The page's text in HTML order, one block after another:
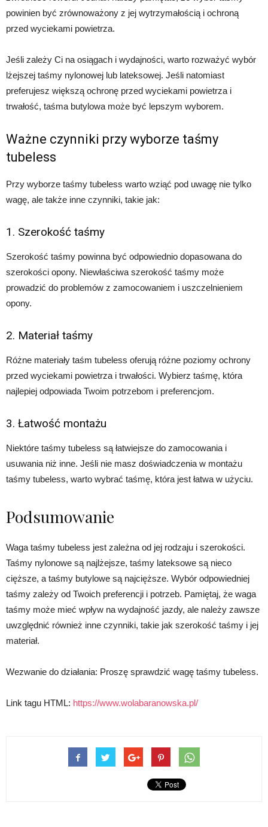
powinien być zrównoważony z jej wytrzymałością i ochroną
przed wyciekami powietrza.
Jeśli zależy Ci na osiągach i wydajności, warto rozważyć wybór
lżejszej taśmy nylonowej lub lateksowej. Jeśli natomiast
preferujesz większą ochronę przed wyciekami powietrza i
trwałość, taśma butylowa może być lepszym wyborem.
Ważne czynniki przy wyborze taśmy
tubeless
Przy wyborze taśmy tubeless warto wziąć pod uwagę nie tylko
wagę, ale także inne czynniki, takie jak:
1. Szerokość taśmy
Szerokość taśmy powinna być odpowiednio dopasowana do
szerokości opony. Niewłaściwa szerokość taśmy może
prowadzić do problemów z zamocowaniem i uszczelnieniem
opony.
2. Materiał taśmy
Różne materiały taśm tubeless oferują różne poziomy ochrony
przed wyciekami powietrza i trwałości. Wybierz taśmę, która
najlepiej odpowiada Twoim potrzebom i preferencjom.
3. Łatwość montażu
Niektóre taśmy tubeless są łatwiejsze do zamocowania i
usuwania niż inne. Jeśli nie masz doświadczenia w montażu
taśmy tubeless, warto wybrać taśmę, która jest łatwa w użyciu.
Podsumowanie
Waga taśmy tubeless jest zależna od jej rodzaju i szerokości.
Taśmy nylonowe są najlżejsze, taśmy lateksowe są nieco
cięższe, a taśmy butylowe są najcięższe. Wybór odpowiedniej
taśmy zależy od Twoich preferencji i potrzeb. Pamiętaj, że waga
taśmy może mieć wpływ na wydajność jazdy, ale należy zawsze
uwzględnić również inne czynniki, takie jak szerokość taśmy i jej
materiał.
Wezwanie do działania: Proszę sprawdzić wagę taśmy tubeless.
Link tagu HTML: https://www.wolabaranowska.pl/